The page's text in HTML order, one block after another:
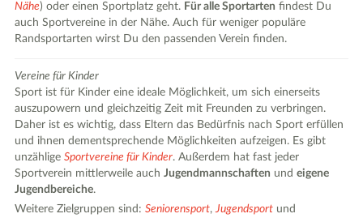
Nähe) oder einen Sportplatz geht. Für alle Sportarten findest Du
auch Sportvereine in der Nähe. Auch für weniger populäre
Randsportarten wirst Du den passenden Verein finden.
Vereine für Kinder
Sport ist für Kinder eine ideale Möglichkeit, um sich einerseits
auszupowern und gleichzeitig Zeit mit Freunden zu verbringen.
Daher ist es wichtig, dass Eltern das Bedürfnis nach Sport erfüllen
und ihnen dementsprechende Möglichkeiten aufzeigen. Es gibt
unzähligeSportvereine für Kinder. Außerdem hat fast jeder
Sportverein mittlerweile auchJugendmannschaften undeigene
Jugendbereiche.
Weitere Zielgruppen sind:Seniorensport, Jugendsport und